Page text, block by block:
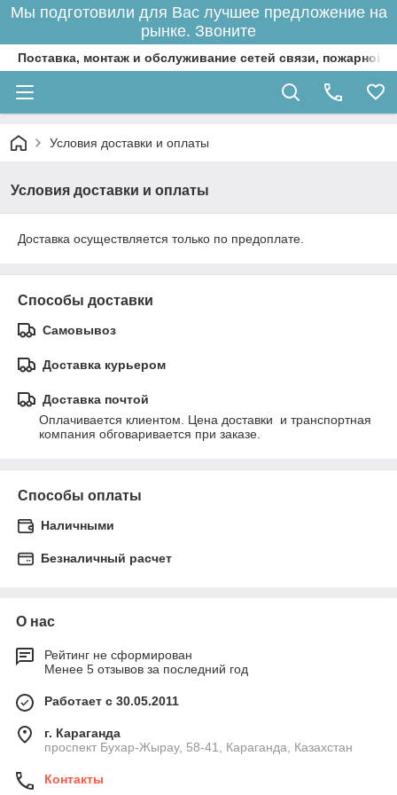
Мы подготовили для Вас лучшее предложение на
рынке. Звоните
Поставка, монтаж и обслуживание сетей связи, пожарной
Условия доставки и оплаты
Условия доставки и оплаты
Доставка осуществляется только по предоплате.
Способы доставки
Самовывоз
Доставка курьером
Доставка почтой
Оплачивается клиентом. Цена доставки  и транспортная
компания обговаривается при заказе.
Способы оплаты
Наличными
Безналичный расчет
О нас
Рейтинг не сформирован
Менее 5 отзывов за последний год
Работает с 30.05.2011
г. Караганда
проспект Бухар-Жырау, 58-41, Караганда, Казахстан
Контакты